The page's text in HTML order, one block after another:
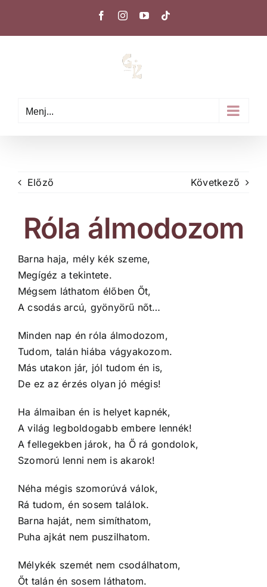
FacebookInstagramYouTube
Menj...
Előző Következő
Róla álmodozom
Barna haja, mély kék szeme,
Megígéz a tekintete.
Mégsem láthatom élőben Őt,
A csodás arcú, gyönyörű nőt…
Minden nap én róla álmodozom,
Tudom, talán hiába vágyakozom.
Más utakon jár, jól tudom én is,
De ez az érzés olyan jó mégis!
Ha álmaiban én is helyet kapnék,
A világ legboldogabb embere lennék!
A fellegekben járok, ha Ő rá gondolok,
Szomorú lenni nem is akarok!
Néha mégis szomorúvá válok,
Rá tudom, én sosem találok.
Barna haját, nem simíthatom,
Puha ajkát nem puszilhatom.
Mélykék szemét nem csodálhatom,
Őt talán én sosem láthatom.